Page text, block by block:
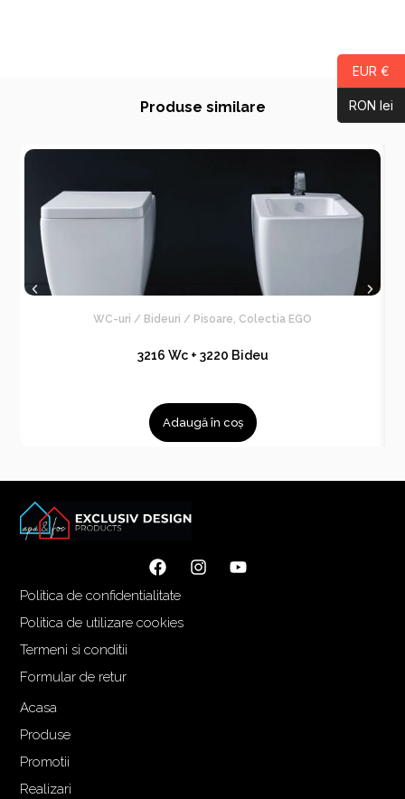
Produse similare
WC-uri / Bideuri / Pisoare Colectia EGO
3216 Wc + 3220 Bideu
Adaugă în coș
Politica de confidentialitate
Politica de utilizare cookies
Termeni si conditii
Formular de retur
Acasa
Produse
Promotii
Realizari
EUR €
RON lei